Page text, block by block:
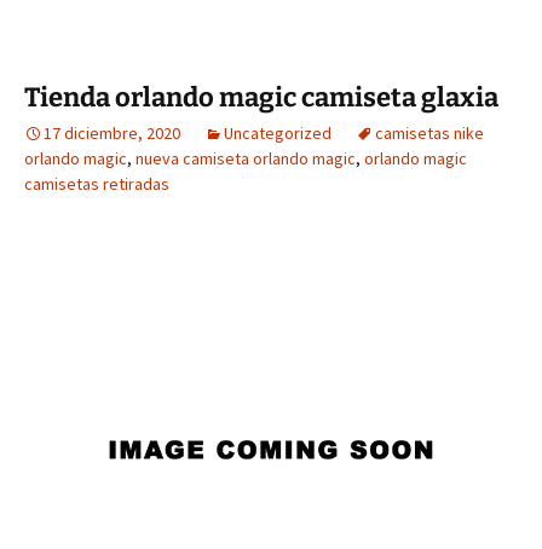
Tienda orlando magic camiseta glaxia
17 diciembre, 2020 Uncategorized
camisetas nike
orlando magic, nueva camiseta orlando magic, orlando magic
camisetas retiradas